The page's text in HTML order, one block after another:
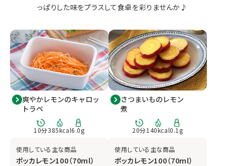
っぱりした味をプラスして食卓を彩りませんか♪
爽やかレモンのキャロッ
トラペ
10分385kcal6.0g
使用している主な商品
ポッカレモン100（70ml）
さつまいものレモン
煮
20分140kcal0.1 g
使用している主な商品
ポッカレモン100（70ml）